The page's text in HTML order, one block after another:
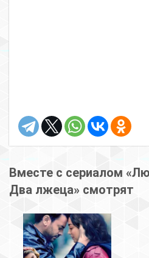
Вместе с сериалом
Два лжеца» смотрят